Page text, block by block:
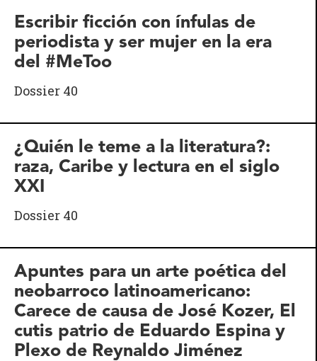
Escribir ficción con ínfulas de
periodista y ser mujer en la era
del #MeToo
Dossier 40
¿Quién le teme a la literatura?:
raza, Caribe y lectura en el siglo
XXI
Dossier 40
Apuntes para un arte poética del
neobarroco latinoamericano:
Carece de causa de José Kozer, El
cutis patrio de Eduardo Espina y
Plexo de Reynaldo Jiménez